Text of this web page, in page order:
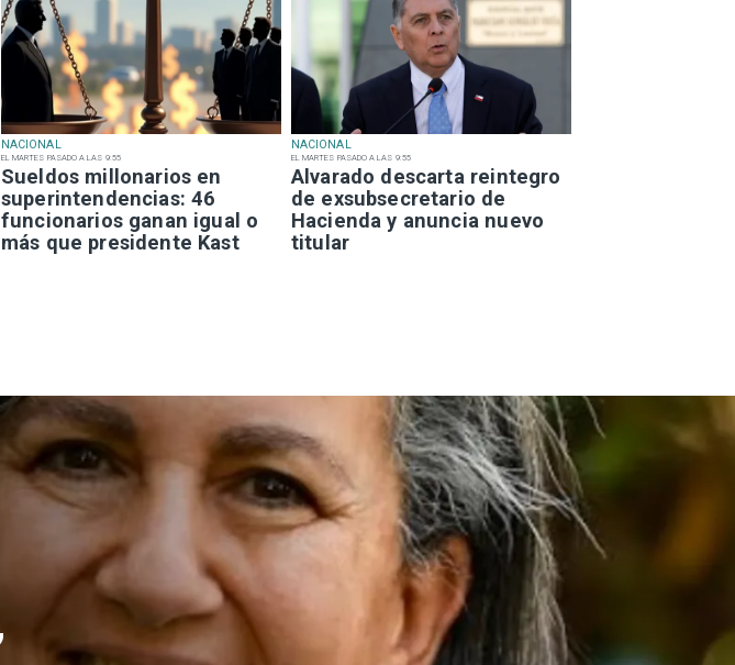
NACIONAL
EL MARTES PASADO A LAS 9:55
Sueldos millonarios en
superintendencias: 46
funcionarios ganan igual o
más que presidente Kast
NACIONAL
EL MARTES PASADO A LAS 9:55
Alvarado descarta reintegro
de exsubsecretario de
Hacienda y anuncia nuevo
titular